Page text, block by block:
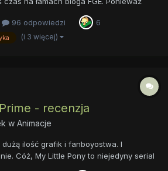
do potencjalnych odbiorców,
co jakiś czas recenzje kucykowych
96 odpowiedzi 6
(i 3 więcej)
- recenzja
w Animacje
ilość grafik i fanboyostwa. I
Cóż, My Little Pony to niejedyny serial